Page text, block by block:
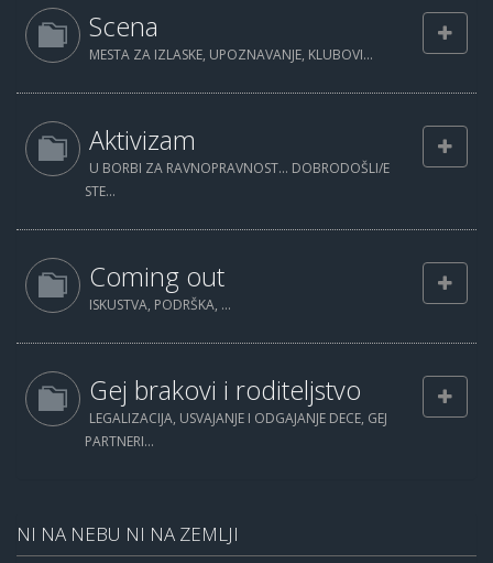
Scena
MESTA ZA IZLASKE, UPOZNAVANJE, KLUBOVI...
Aktivizam
U BORBI ZA RAVNOPRAVNOST... DOBRODOŠLI/E
STE...
Coming out
ISKUSTVA, PODRŠKA, ...
Gej brakovi i roditeljstvo
LEGALIZACIJA, USVAJANJE I ODGAJANJE DECE, GEJ
PARTNERI...
NI NA NEBU NI NA ZEMLJI